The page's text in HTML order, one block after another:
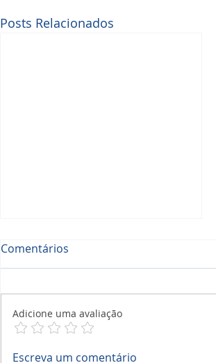
Posts Relacionados
A Ferramenta Completa
Comentários
Adicione uma avaliação
Escreva um comentário